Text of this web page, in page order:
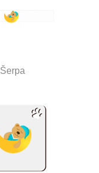
Šerpa